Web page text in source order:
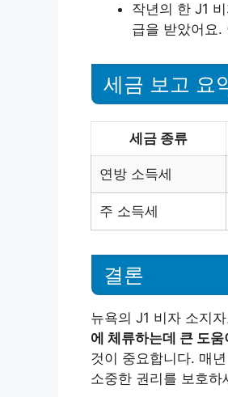
작년의 한 J1
급을 받았어요.
세금 보고 요
세금 종류
연방 소득세
주 소득세
결론
뉴욕의 J1 비자 소지
에 체류하는데 큰 도
것이 중요합니다. 매
소중한 권리를 보호하